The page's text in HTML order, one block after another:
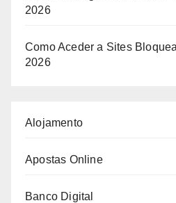
2026
Como Aceder a Sites
2026
Alojamento
Apostas Online
Banco Digital